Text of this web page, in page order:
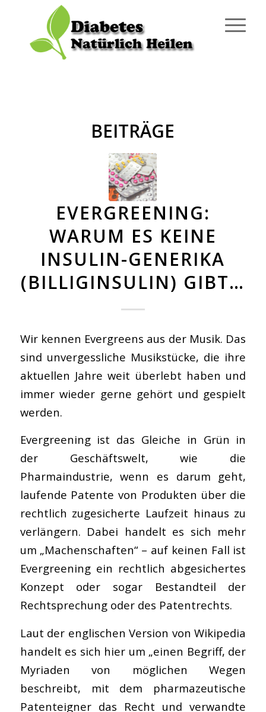
BEITRÄGE
EVERGREENING:
WARUM ES KEINE
INSULIN-GENERIKA
(BILLIGINSULIN) GIBT…
Wir kennen Evergreens aus der Musik. Das
sind unvergessliche Musikstücke, die ihre
aktuellen Jahre weit überlebt haben und
immer wieder gerne gehört und gespielt
werden.
Evergreening ist das Gleiche in Grün in
der Geschäftswelt, wie die
Pharmaindustrie, wenn es darum geht,
laufende Patente von Produkten über die
rechtlich zugesicherte Laufzeit hinaus zu
verlängern. Dabei handelt es sich mehr
um „Machenschaften“ – auf keinen Fall ist
Evergreening ein rechtlich abgesichertes
Konzept oder sogar Bestandteil der
Rechtsprechung oder des Patentrechts.
Laut der englischen Version von Wikipedia
handelt es sich hier um „einen Begriff, der
Myriaden von möglichen Wegen
beschreibt, mit dem pharmazeutische
Patenteigner das Recht und verwandte